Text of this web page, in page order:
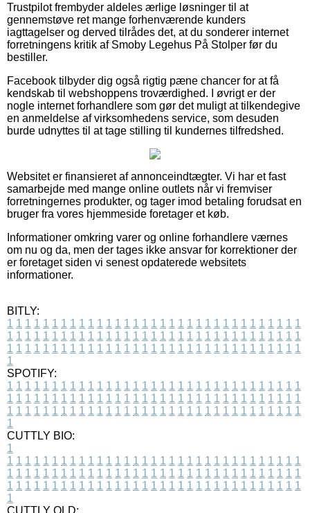
Trustpilot frembyder aldeles ærlige løsninger til at
gennemstøve ret mange forhenværende kunders
iagttagelser og derved tilrådes det, at du sonderer internet
forretningens kritik af Smoby Legehus På Stolper før du
bestiller.
Facebook tilbyder dig også rigtig pæne chancer for at få
kendskab til webshoppens troværdighed. I øvrigt er der
nogle internet forhandlere som gør det muligt at tilkendegive
en anmeldelse af virksomhedens service, som desuden
burde udnyttes til at tage stilling til kundernes tilfredshed.
Websitet er finansieret af annonceindtægter. Vi har et fast
samarbejde med mange online outlets når vi fremviser
forretningernes produkter, og tager imod betaling forudsat en
bruger fra vores hjemmeside foretager et køb.
Informationer omkring varer og online forhandlere værnes
om nu og da, men der tages ikke ansvar for korrektioner der
er foretaget siden vi senest opdaterede websitets
informationer.
BITLY:
1 1 1 1 1 1 1 1 1 1 1 1 1 1 1 1 1 1 1 1 1 1 1 1 1 1 1 1 1 1 1 1 1
1 1 1 1 1 1 1 1 1 1 1 1 1 1 1 1 1 1 1 1 1 1 1 1 1 1 1 1 1 1 1 1 1
1 1 1 1 1 1 1 1 1 1 1 1 1 1 1 1 1 1 1 1 1 1 1 1 1 1 1 1 1 1 1 1 1
1
SPOTIFY:
1 1 1 1 1 1 1 1 1 1 1 1 1 1 1 1 1 1 1 1 1 1 1 1 1 1 1 1 1 1 1 1 1
1 1 1 1 1 1 1 1 1 1 1 1 1 1 1 1 1 1 1 1 1 1 1 1 1 1 1 1 1 1 1 1 1
1 1 1 1 1 1 1 1 1 1 1 1 1 1 1 1 1 1 1 1 1 1 1 1 1 1 1 1 1 1 1 1 1
1
CUTTLY BIO:
1
1 1 1 1 1 1 1 1 1 1 1 1 1 1 1 1 1 1 1 1 1 1 1 1 1 1 1 1 1 1 1 1 1
1 1 1 1 1 1 1 1 1 1 1 1 1 1 1 1 1 1 1 1 1 1 1 1 1 1 1 1 1 1 1 1 1
1 1 1 1 1 1 1 1 1 1 1 1 1 1 1 1 1 1 1 1 1 1 1 1 1 1 1 1 1 1 1 1 1
1
CUTTLY OLD: